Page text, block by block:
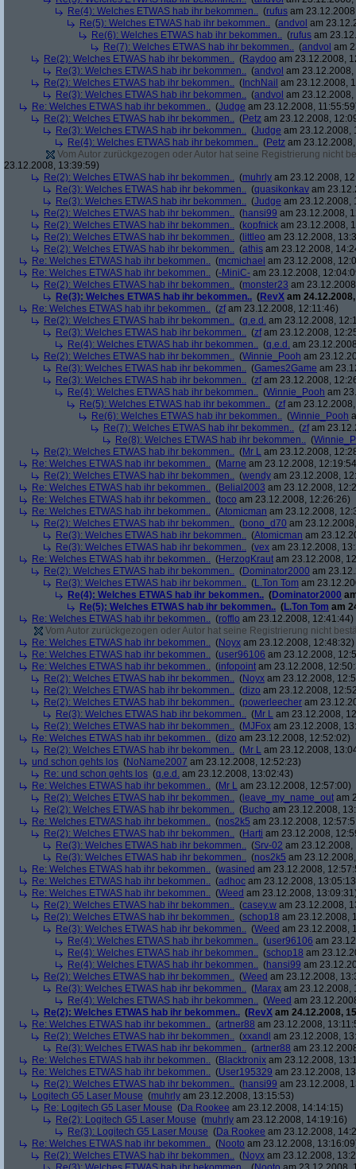
Re(4): Welches ETWAS hab ihr bekommen.. (rufus am
Re(5): Welches ETWAS hab ihr bekommen.. (andvol am
Re(6): Welches ETWAS hab ihr bekommen.. (rufus am
Re(7): Welches ETWAS hab ihr bekommen.. (andvol am
Re(2): Welches ETWAS hab ihr bekommen.. (Raydoo am 23.12.2008,
Re(3): Welches ETWAS hab ihr bekommen.. (andvol am
Re(2): Welches ETWAS hab ihr bekommen.. ( InchNail am 23.12.2008,
Re(3): Welches ETWAS hab ihr bekommen.. (andvol am
Re: Welches ETWAS hab ihr bekommen.. (Judge am 23.12.2008,
Re(2): Welches ETWAS hab ihr bekommen.. (Petz am 23.12.2008,
Re(3): Welches ETWAS hab ihr bekommen.. (Judge am 23.12.2008,
Re(4): Welches ETWAS hab ihr bekommen.. (Petz am
Vom Autor zurückgezogen oder Autor hat seine Registrierung nicht
23.12.2008, 13:39:59)
Re(2): Welches ETWAS hab ihr bekommen.. (muhrly am 23.12.2008,
Re(3): Welches ETWAS hab ihr bekommen.. (quasikonkav am
Re(3): Welches ETWAS hab ihr bekommen.. (Judge am 23.12.2008,
Re(2): Welches ETWAS hab ihr bekommen.. (hansi99 am 23.12.2008,
Re(2): Welches ETWAS hab ihr bekommen.. (kopfnick am 23.12.2008,
Re(2): Welches ETWAS hab ihr bekommen.. ( littleo am 23.12.2008,
Re(2): Welches ETWAS hab ihr bekommen.. (athis am 23.12.2008,
Re: Welches ETWAS hab ihr bekommen.. (mcmichael am 23.12.2008,
Re: Welches ETWAS hab ihr bekommen.. (-MiniC- am 23.12.2008,
Re(2): Welches ETWAS hab ihr bekommen.. (monster23 am
Re(3): Welches ETWAS hab ihr bekommen.. (RevX am
Re: Welches ETWAS hab ihr bekommen.. (zfam 23.12.2008, 12:11:46)
Re(2): Welches ETWAS hab ihr bekommen.. (q.e.d. am 23.12.2008,
Re(3): Welches ETWAS hab ihr bekommen.. (zfam 23.12.2008,
Re(4): Welches ETWAS hab ihr bekommen.. (q.e.d. am
Re(2): Welches ETWAS hab ihr bekommen.. (Winnie_Pooh am
Re(3): Welches ETWAS hab ihr bekommen.. (Games2Game am
Re(3): Welches ETWAS hab ihr bekommen.. (zfam 23.12.2008,
Re(4): Welches ETWAS hab ihr bekommen.. (Winnie_Pooh am
Re(5): Welches ETWAS hab ihr bekommen.. (zfam
Re(6): Welches ETWAS hab ihr bekommen.. (Winnie_Pooh
Re(7): Welches ETWAS hab ihr bekommen.. (zfam
Re(8): Welches ETWAS hab ihr bekommen.. (
Re(2): Welches ETWAS hab ihr bekommen.. (Mr L am 23.12.2008,
Re: Welches ETWAS hab ihr bekommen.. (Marne am 23.12.2008,
Re(2): Welches ETWAS hab ihr bekommen.. (wendy am 23.12.2008,
Re: Welches ETWAS hab ihr bekommen.. (Belial2003 am 23.12.2008,
Re: Welches ETWAS hab ihr bekommen.. (toco am 23.12.2008, 12:26:26)
Re: Welches ETWAS hab ihr bekommen.. (Atomicman am 23.12.2008,
Re(2): Welches ETWAS hab ihr bekommen.. (bono_d70 am
Re(3): Welches ETWAS hab ihr bekommen.. (Atomicman am
Re(3): Welches ETWAS hab ihr bekommen.. (vex am 23.12.2008,
Re: Welches ETWAS hab ihr bekommen.. (HerzogKraut am 23.12.2008,
Re(2): Welches ETWAS hab ihr bekommen.. (Dominator2000 am
Re(3): Welches ETWAS hab ihr bekommen.. (L.Ton Tom am
Re(4): Welches ETWAS hab ihr bekommen.. (Dominator2000
Re(5): Welches ETWAS hab ihr bekommen.. (L.Ton Tom am
Re: Welches ETWAS hab ihr bekommen.. (rofflo am 23.12.2008, 12:41:44)
Vom Autor zurückgezogen oder Autor hat seine Registrierung nicht
Re: Welches ETWAS hab ihr bekommen.. (Noyx am 23.12.2008, 12:48:32)
Re: Welches ETWAS hab ihr bekommen.. (user96106 am 23.12.2008,
Re: Welches ETWAS hab ihr bekommen.. (infopoint am 23.12.2008,
Re(2): Welches ETWAS hab ihr bekommen.. (Noyx am 23.12.2008,
Re(2): Welches ETWAS hab ihr bekommen.. (dizo am 23.12.2008,
Re(2): Welches ETWAS hab ihr bekommen.. (powerleecher am
Re(3): Welches ETWAS hab ihr bekommen.. (Mr L am 23.12.2008,
Re(2): Welches ETWAS hab ihr bekommen.. (MJFox am 23.12.2008,
Re: Welches ETWAS hab ihr bekommen.. (dizo am 23.12.2008, 12:52:02)
Re(2): Welches ETWAS hab ihr bekommen.. (Mr L am 23.12.2008,
und schon gehts los (NoName2007 am 23.12.2008, 12:52:23)
Re: und schon gehts los (q.e.d. am 23.12.2008, 13:02:43)
Re: Welches ETWAS hab ihr bekommen.. (Mr L am 23.12.2008, 12:57:00)
Re(2): Welches ETWAS hab ihr bekommen.. ( leave_my_name_out am
Re(2): Welches ETWAS hab ihr bekommen.. (Bucho am 23.12.2008,
Re: Welches ETWAS hab ihr bekommen.. (nos2k5 am 23.12.2008,
Re(2): Welches ETWAS hab ihr bekommen.. (Harti am 23.12.2008,
Re(3): Welches ETWAS hab ihr bekommen.. (Srv-02 am 23.12.2008,
Re(3): Welches ETWAS hab ihr bekommen.. (nos2k5 am
Re: Welches ETWAS hab ihr bekommen.. (wasined am 23.12.2008,
Re: Welches ETWAS hab ihr bekommen.. (adhoc am 23.12.2008,
Re: Welches ETWAS hab ihr bekommen.. (Weed am 23.12.2008,
Re(2): Welches ETWAS hab ihr bekommen.. (casey.w am 23.12.2008,
Re(2): Welches ETWAS hab ihr bekommen.. (schop18 am 23.12.2008,
Re(3): Welches ETWAS hab ihr bekommen.. (Weed am 23.12.2008,
Re(4): Welches ETWAS hab ihr bekommen.. (user96106 am
Re(4): Welches ETWAS hab ihr bekommen.. (schop18 am
Re(4): Welches ETWAS hab ihr bekommen.. (hansi99 am
Re(2): Welches ETWAS hab ihr bekommen.. (Weed am 23.12.2008,
Re(3): Welches ETWAS hab ihr bekommen.. (Marax am 23.12.2008,
Re(4): Welches ETWAS hab ihr bekommen.. (Weed am
Re(2): Welches ETWAS hab ihr bekommen.. (RevX am 24.12.2008,
Re: Welches ETWAS hab ihr bekommen.. (artner88 am 23.12.2008,
Re(2): Welches ETWAS hab ihr bekommen.. (xxandl am 23.12.2008,
Re(3): Welches ETWAS hab ihr bekommen.. (artner88 am
Re: Welches ETWAS hab ihr bekommen.. (Blacktronix am 23.12.2008,
Re: Welches ETWAS hab ihr bekommen.. (User195329 am 23.12.2008,
Re(2): Welches ETWAS hab ihr bekommen.. (hansi99 am 23.12.2008,
Logitech G5 Laser Mouse (muhrly am 23.12.2008, 13:15:53)
Re: Logitech G5 Laser Mouse (Da Rookee am 23.12.2008, 14:14:15)
Re(2): Logitech G5 Laser Mouse (muhrly am 23.12.2008, 14:19:16)
Re(3): Logitech G5 Laser Mouse (Da Rookee am 23.12.2008,
Re: Welches ETWAS hab ihr bekommen.. (Nooto am 23.12.2008,
Re(2): Welches ETWAS hab ihr bekommen.. (Noyx am 23.12.2008,